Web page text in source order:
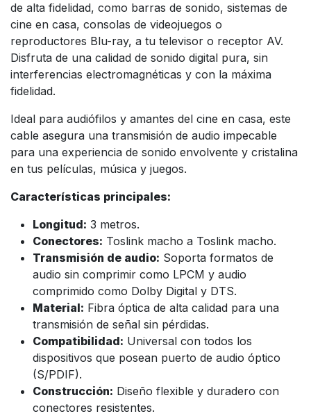
de alta fidelidad, como barras de sonido, sistemas de
cine en casa, consolas de videojuegos o
reproductores Blu-ray, a tu televisor o receptor AV.
Disfruta de una calidad de sonido digital pura, sin
interferencias electromagnéticas y con la máxima
fidelidad.
Ideal para audiófilos y amantes del cine en casa, este
cable asegura una transmisión de audio impecable
para una experiencia de sonido envolvente y cristalina
en tus películas, música y juegos.
Características principales:
Longitud: 3 metros.
Conectores: Toslink macho a Toslink macho.
Transmisión de audio: Soporta formatos de
audio sin comprimir como LPCM y audio
comprimido como Dolby Digital y DTS.
Material: Fibra óptica de alta calidad para una
transmisión de señal sin pérdidas.
Compatibilidad: Universal con todos los
dispositivos que posean puerto de audio óptico
(S/PDIF).
Construcción: Diseño flexible y duradero con
conectores resistentes.